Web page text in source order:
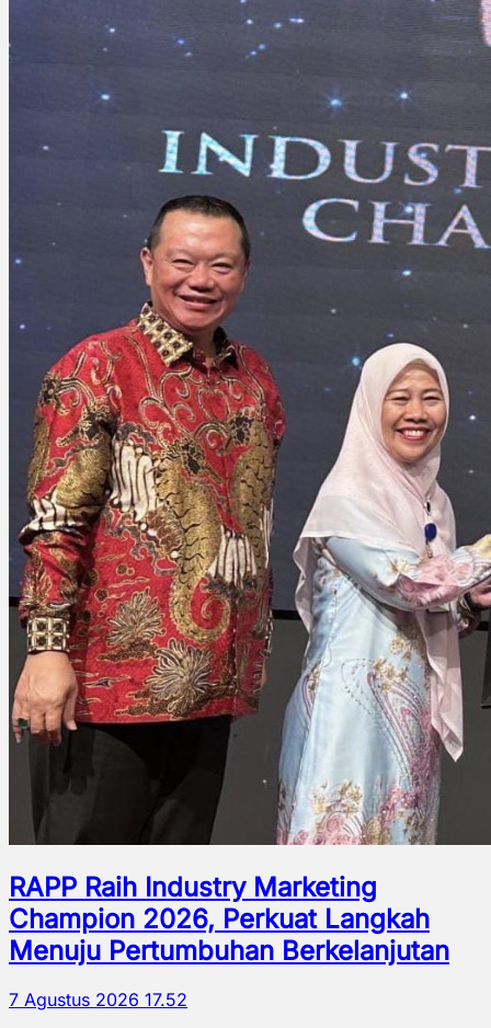
RAPP Raih Industry Marketing
Champion 2026, Perkuat Langkah
Menuju Pertumbuhan Berkelanjutan
7 Agustus 2026 17.52